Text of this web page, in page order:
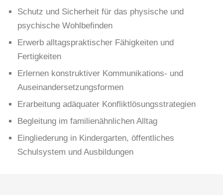
Schutz und Sicherheit für das physische und
psychische Wohlbefinden
Erwerb alltagspraktischer Fähigkeiten und
Fertigkeiten
Erlernen konstruktiver Kommunikations- und
Auseinandersetzungsformen
Erarbeitung adäquater Konfliktlösungsstrategien
Begleitung im familienähnlichen Alltag
Eingliederung in Kindergarten, öffentliches
Schulsystem und Ausbildungen